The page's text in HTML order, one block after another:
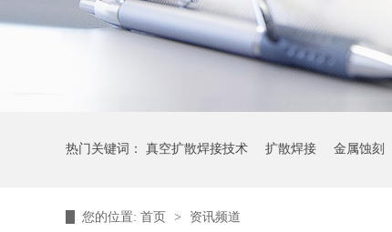
热门关键词： 真空扩散焊接技术 扩散焊接 金属蚀刻
您的位置: 首页 > 资讯频道